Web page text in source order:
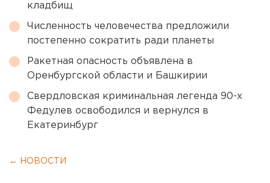
кладбищ
Численность человечества предложили
постепенно сократить ради планеты
Ракетная опасность объявлена в
Оренбургской области и Башкирии
Свердловская криминальная легенда 90-х
Федулев освободился и вернулся в
Екатеринбург
← НОВОСТИ